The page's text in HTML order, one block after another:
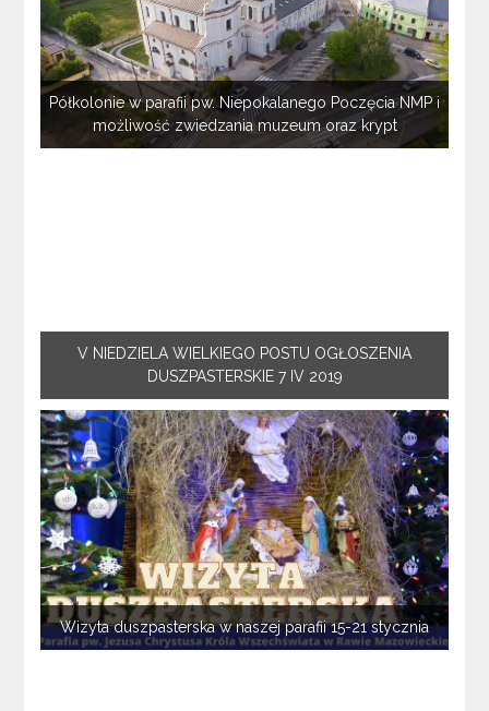
Półkolonie w parafii pw. Niepokalanego Poczęcia NMP i
możliwość zwiedzania muzeum oraz krypt
V NIEDZIELA WIELKIEGO POSTU OGŁOSZENIA
DUSZPASTERSKIE 7 IV 2019
Wizyta duszpasterska w naszej parafii 15-21 stycznia